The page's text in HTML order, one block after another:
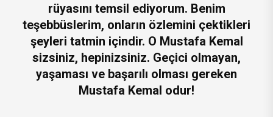
rüyasını temsil ediyorum. Benim
teşebbüslerim, onların özlemini çektikleri
şeyleri tatmin içindir. O Mustafa Kemal
sizsiniz, hepinizsiniz. Geçici olmayan,
yaşaması ve başarılı olması gereken
Mustafa Kemal odur!